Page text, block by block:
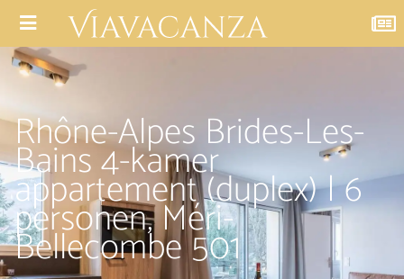
Rhône-Alpes Brides-Les-
Bains 4-kamer
appartement (duplex) | 6
personen, Méri-
Bellecombe 501